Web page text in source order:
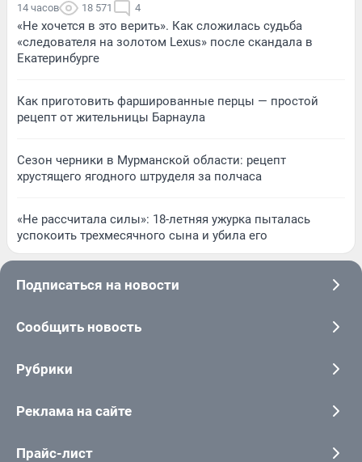
14 часов 18 571 4
«Не хочется в это верить». Как сложилась судьба
«следователя на золотом Lexus» после скандала в
Екатеринбурге
Как приготовить фаршированные перцы — простой
рецепт от жительницы Барнаула
Сезон черники в Мурманской области: рецепт
хрустящего ягодного штруделя за полчаса
«Не рассчитала силы»: 18-летняя ужурка пыталась
успокоить трехмесячного сына и убила его
Подписаться на новости
Сообщить новость
Рубрики
Реклама на сайте
Прайс-лист